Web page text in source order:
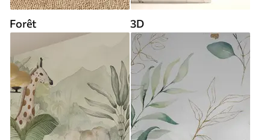
Forêt 3D